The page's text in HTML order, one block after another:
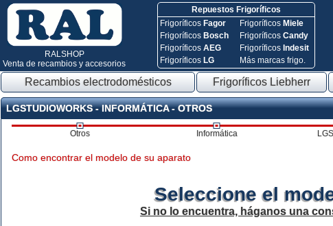
RALSHOP
Venta de recambios y accesorios
Repuestos Frigoríficos
Frigoríficos Fagor
Frigoríficos Bosch
FrigoríficosAEG
Frigoríficos LG
Frigoríficos Miele
FrigoríficosCandy
Frigoríficos Indesit
Más marcas frigo.
Recambios electrodomésticos Frigoríficos Liebherr
LGSTUDIOWORKS - INFORMÁTICA - OTROS
Otros Informática
Como encontrar el modelo de su aparato
Seleccione el
Si no lo encuentra, háganos una